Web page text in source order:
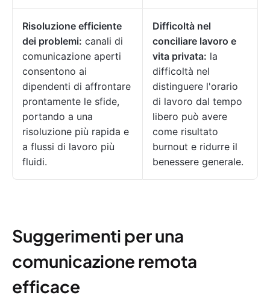
Risoluzione efficiente
dei problemi: canali di
comunicazione aperti
consentono ai
dipendenti di affrontare
prontamente le sfide,
portando a una
risoluzione più rapida e
a flussi di lavoro più
fluidi.
Difficoltà nel
conciliare lavoro e
vita privata: la
difficoltà nel
distinguere l'orario
di lavoro dal tempo
libero può avere
come risultato
burnout e ridurre il
benessere generale.
Suggerimenti per una
comunicazione remota
efficace